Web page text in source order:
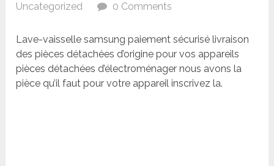
Uncategorized
0 Comments
Lave-vaisselle samsung paiement sécurisé livraison
des pièces détachées d’origine pour vos appareils
pièces détachées d’électroménager nous avons la
pièce qu’il faut pour votre appareil inscrivez la.